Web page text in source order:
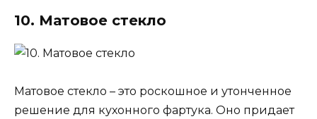
10. Матовое стекло
Матовое стекло – это роскошное и утонченное
решение для кухонного фартука. Оно придает